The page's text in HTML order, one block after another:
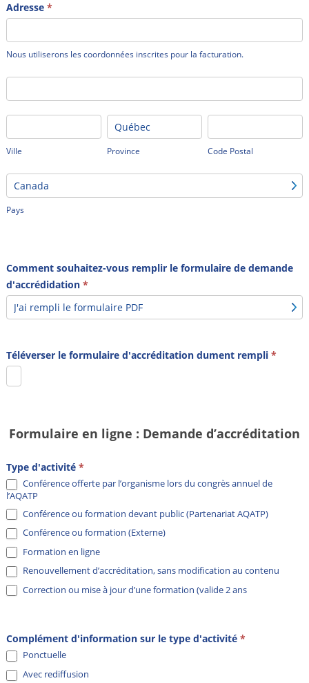
Adresse *
utiliserons
les
coordonnées
facturation.
Nous utiliserons les coordonnées inscrites pour la facturation.
Ville
Province
Province
Postal
Code Postal
Pays
Pays
Comment souhaitez-vous remplir le formulaire de demande
d'accrédidation *
Téléverser le formulaire d'accréditation dument rempli *
Formulaire en ligne : Demande d’accréditation
Type d'activité *
Conférence offerte par l’organisme lors du congrès annuel de
l’AQATP
Conférence ou formation devant public (Partenariat AQATP)
Conférence ou formation (Externe)
Formation en ligne
Renouvellement d’accréditation, sans modification au contenu
Correction ou mise à jour d’une formation (valide 2 ans
Complément d'information sur le type d'activité *
Ponctuelle
Avec rediffusion